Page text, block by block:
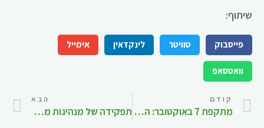
שיתוף:
פייסבוק טוויטר לינקדאין אימייל
וואטסאפ
קודם
מתקפת 7 באוקטובר: הערכת הכשלים המודיעיניים
הבא
תפקידה של מנהיגות מכלילה בתמיכה באקלים מכליל בצוותים מגוונים במגזר הציבורי